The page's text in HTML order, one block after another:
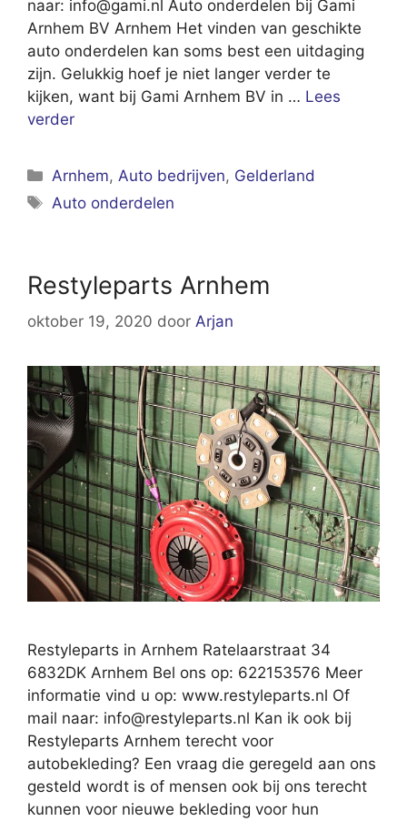
naar: info@gami.nl Auto onderdelen bij Gami
Arnhem BV Arnhem Het vinden van geschikte
auto onderdelen kan soms best een uitdaging
zijn. Gelukkig hoef je niet langer verder te
kijken, want bij Gami Arnhem BV in … Lees
verder
Categorieën
Arnhem, Auto bedrijven, Gelderland
Tags
Auto onderdelen
Restyleparts Arnhem
oktober 19, 2020 door Arjan
Restyleparts in Arnhem Ratelaarstraat 34
6832DK Arnhem Bel ons op: 622153576 Meer
informatie vind u op: www.restyleparts.nl Of
mail naar: info@restyleparts.nl Kan ik ook bij
Restyleparts Arnhem terecht voor
autobekleding? Een vraag die geregeld aan ons
gesteld wordt is of mensen ook bij ons terecht
kunnen voor nieuwe bekleding voor hun